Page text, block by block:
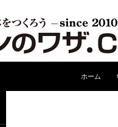
ホーム